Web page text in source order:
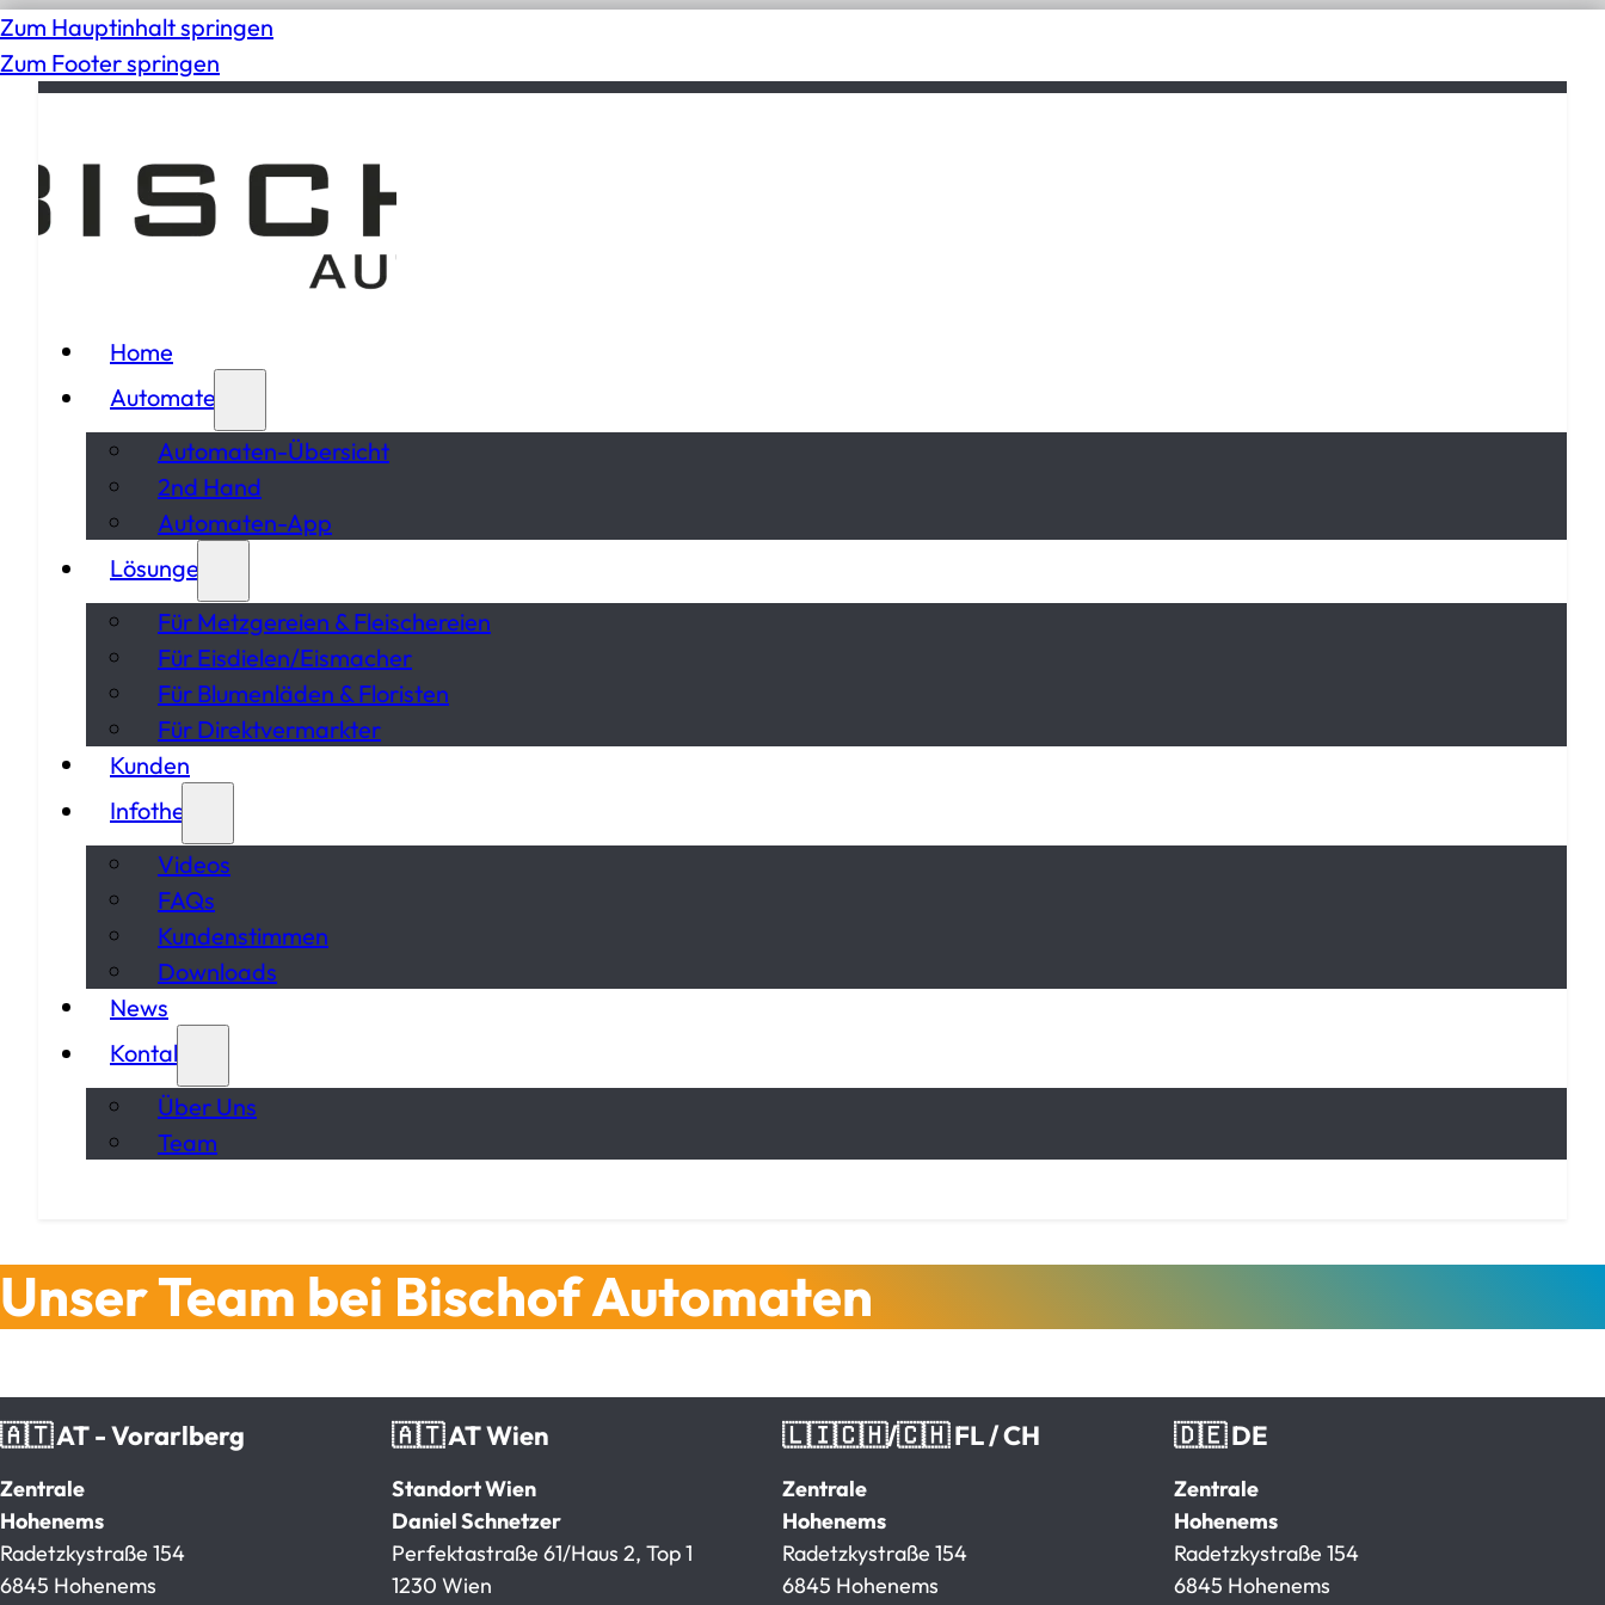
Zum Hauptinhalt springen
Zum Footer springen
Home
Automaten
Automaten-Übersicht
2nd Hand
Automaten-App
Lösungen
Für Metzgereien & Fleischereien
Für Eisdielen/Eismacher
Für Blumenläden & Floristen
Für Direktvermarkter
Kunden
Infothek
Videos
FAQs
Kundenstimmen
Downloads
News
Kontakt
Über Uns
Team
Unser Team bei Bischof Automaten
🇦🇹 AT - Vorarlberg
Zentrale
Hohenems
Radetzkystraße 154
6845 Hohenems
🇦🇹 AT Wien
Standort Wien
Daniel Schnetzer
Perfektastraße 61/Haus 2, Top 1
1230 Wien
🇱🇮🇨🇭/🇨🇭 FL / CH
Zentrale
Hohenems
Radetzkystraße 154
6845 Hohenems
🇩🇪 DE
Zentrale
Hohenems
Radetzkystraße 154
6845 Hohenems